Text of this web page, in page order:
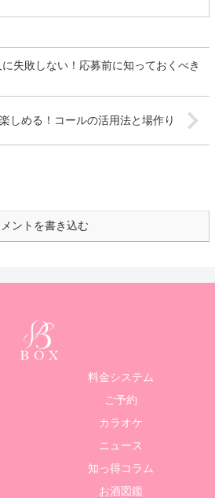
失敗しない！応募前に知っておくべき
しめる！コールの活用法と場作り
メントを書き込む
料金システム
ご予約
カラオケ
ニュース
知っ得コラム
お酒図鑑